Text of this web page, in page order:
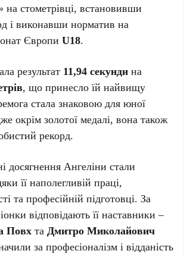
на стометрівці, встановивши
і виконавши норматив на
ЄвропиU18.
результат 11,94 секунди на
, що принесло їй найвищу
стала знаковою для юної
окрім золотої медалі, вона також
рекорд.
досягнення Ангеліни стали
її наполегливій праці,
та професійній підготовці. За
відповідають її наставники –
Повх таДмитро Миколайович
за професіоналізм і відданість